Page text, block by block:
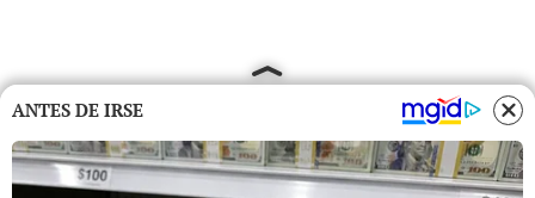
ANTES DE IRSE